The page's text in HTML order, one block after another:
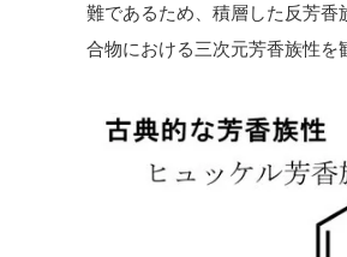
難であるため、積層した反芳
合物における三次元芳香族性を